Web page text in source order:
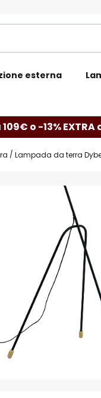
esterna
109€ o -13% EXTRA
Lampada da terra